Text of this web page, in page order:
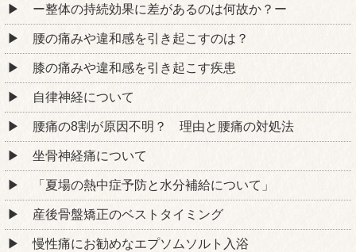
ー整体の持続効果に差があるのは何故か？ー
腰の痛みや違和感を引き起こすのは？
膝の痛みや違和感を引き起こす疾患
自律神経について
腰痛の8割が原因不明？ 理由と腰痛の対処法
坐骨神経痛について
「夏場の熱中症予防と水分補給について」
産後骨盤矯正のベストタイミング
慢性痛にお勧めなエプソムソルト入浴